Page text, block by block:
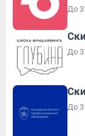
До
До
До